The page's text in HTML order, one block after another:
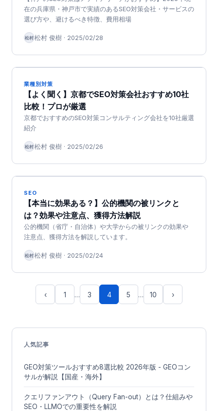
在の兵庫県・神戸市で実績のあるSEO対策会社・サービスの
選び方や、避けるべき特徴、費用相場
松村松村 俊樹 · 2025/02/28
業種別対策
【よく聞く】京都でSEO対策会社おすすめ10社
比較！プロが厳選
京都でおすすめのSEO対策コンサルティング会社を10社厳選
紹介
松村松村 俊樹 · 2025/02/26
SEO
【本当に効果ある？】公的機関の被リンクと
は？効果や注意点、獲得方法解説
公的機関（省庁・自治体）や大学からの被リンクの効果や
注意点、獲得方法を解説しています。
松村松村 俊樹 · 2025/02/24
‹ 1 … 3 4 5 … 10 ›
人気記事
GEO対策ツールおすすめ8選比較 2026年版 - GEOコン
サルが解説【国産・海外】
クエリファンアウト（Query Fan-out）とは？仕組みや
SEO・LLMOでの重要性を解説